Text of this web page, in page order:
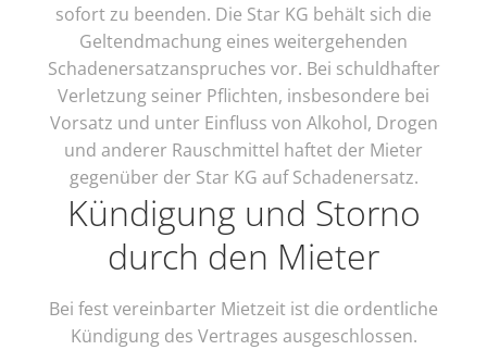
sofort zu beenden. Die Star KG behält sich die
Geltendmachung eines weitergehenden
Schadenersatzanspruches vor. Bei schuldhafter
Verletzung seiner Pflichten, insbesondere bei
Vorsatz und unter Einfluss von Alkohol, Drogen
und anderer Rauschmittel haftet der Mieter
gegenüber der Star KG auf Schadenersatz.
Kündigung und Storno
durch den Mieter
Bei fest vereinbarter Mietzeit ist die ordentliche
Kündigung des Vertrages ausgeschlossen.